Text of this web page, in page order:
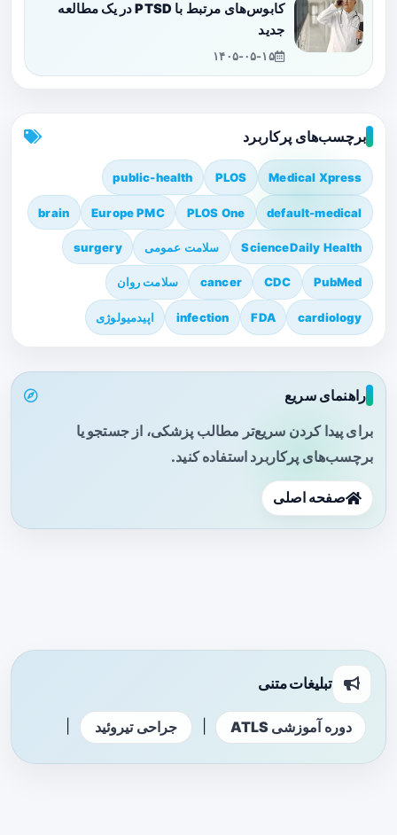
کابوس‌های مرتبط با PTSD در یک مطالعه
جدید
۱۴۰۵-۰۵-۱۵
برچسب‌های پرکاربرد
Medical Xpress
PLOS
public-health
default-medical
PLOS One
Europe PMC
brain
ScienceDaily Health سلامت عمومی surgery
PubMed
CDC
cancer سلامت روان
cardiology
FDA
infection اپیدمیولوژی
راهنمای سریع
برای پیدا کردن سریع‌تر مطالب پزشکی، از جستجو یا
برچسب‌های پرکاربرد استفاده کنید.
صفحه اصلی
تبلیغات متنی
دوره آموزشی ATLS جراحی تیروئید